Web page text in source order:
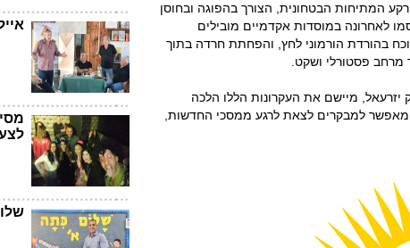
המתיחות הבטחונית, הצורך בהפוגה ובחוסן
לאחרונה במוסדות אקדמיים מובילים
בהורדת הורמוני לחץ, והפחתת חרדה בתוך
מרחב פסטורלי ושקט.
מיישם את העקרונות הללו הלכה
למבקרים לצאת לרגע ממסכי החדשות,